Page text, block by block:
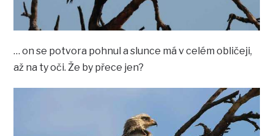
… on se potvora pohnul a slunce má v celém obličeji,
až na ty oči. Že by přece jen?